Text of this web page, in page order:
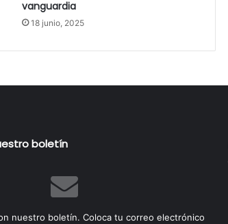
vanguardia
18 junio, 2025
boletín
nuestro boletín. Coloca tu correo electrónico